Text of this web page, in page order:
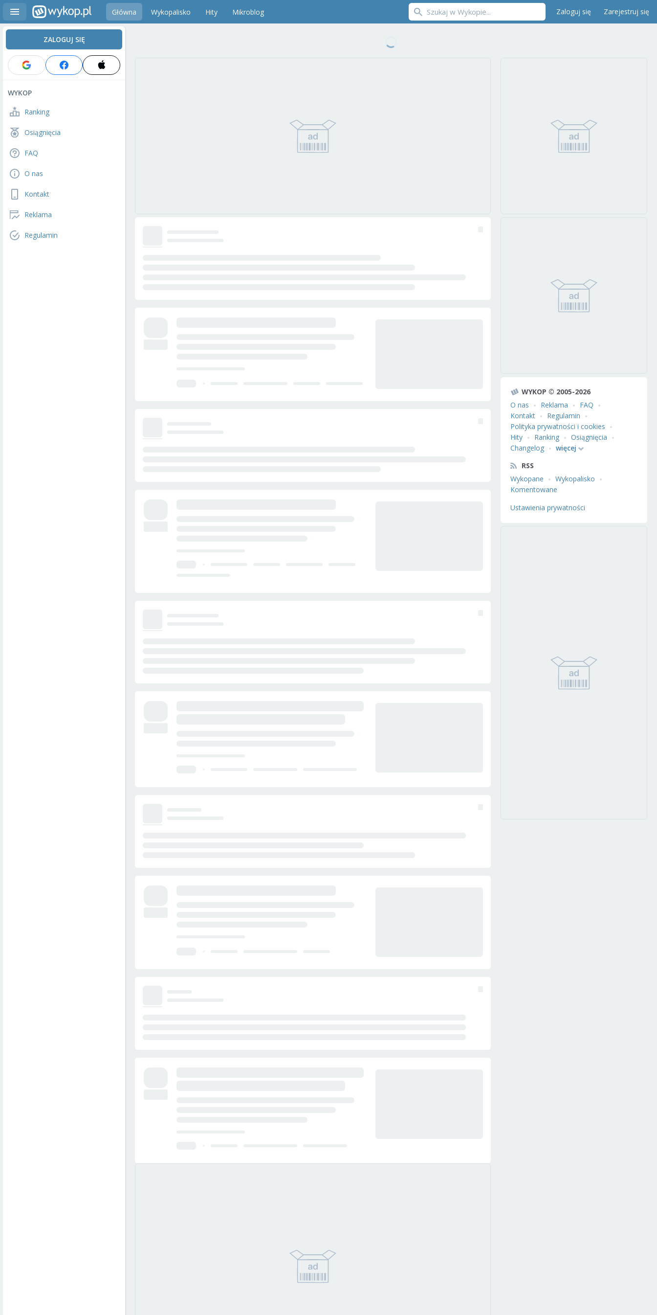
Główna Wykopalisko Hity Mikroblog Zaloguj się Zarejestruj się
ZALOGUJ SIĘ
WYKOP
Ranking
Osiągnięcia
FAQ
O nas
Kontakt
Reklama
Regulamin
WYKOP © 2005-2026
O nas
Reklama
FAQ
Kontakt
Regulamin
Polityka prywatności i cookies
Hity
Ranking
Osiągnięcia
Changelog
więcej
RSS
Wykopane
Wykopalisko
Komentowane
Ustawienia prywatności